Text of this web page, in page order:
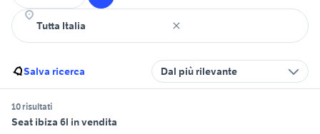
Salva ricerca Dal più rilevante
10 risultati
Seat ibiza 6l in vendita